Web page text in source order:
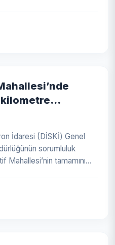
kilometre
İdaresi (DİSKİ) Genel
sorumluluk
Mahallesi’nin tamamını